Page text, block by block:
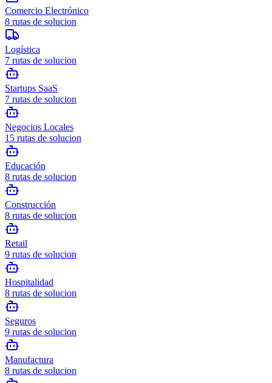
Comercio Electrónico
8 rutas de solucion
Logística
7 rutas de solucion
Startups SaaS
7 rutas de solucion
Negocios Locales
15 rutas de solucion
Educación
8 rutas de solucion
Construcción
8 rutas de solucion
Retail
9 rutas de solucion
Hospitalidad
8 rutas de solucion
Seguros
9 rutas de solucion
Manufactura
8 rutas de solucion